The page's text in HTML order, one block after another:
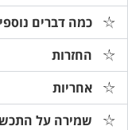
כמה דברים
החזרות
אחריות
שמירה על